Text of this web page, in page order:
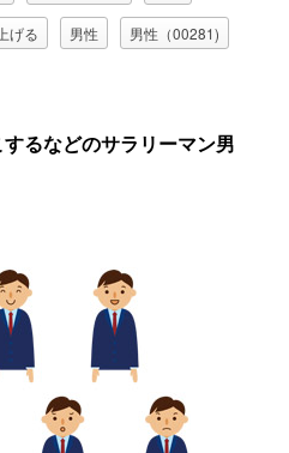
げる 男性 男性（00281)
るなどのサラリーマン男